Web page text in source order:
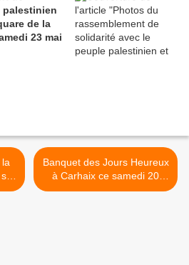
palestinien
de la
23 mai
Banquet des Jours Heureux
à Carhaix ce samedi 20
septembre 2025 >